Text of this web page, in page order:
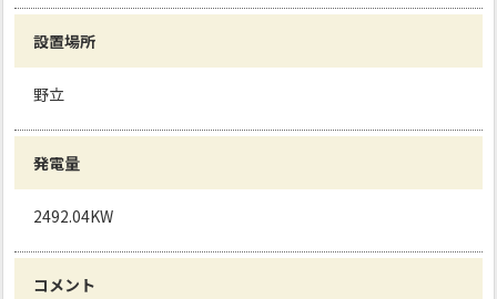
設置場所
野立
発電量
2492.04KW
コメント